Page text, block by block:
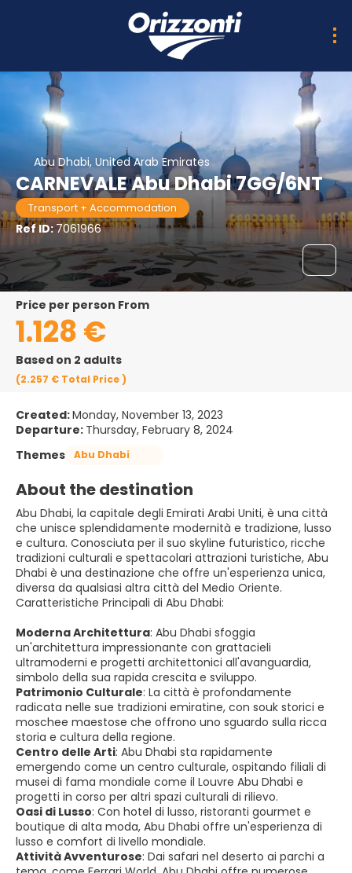
Abu Dhabi, United Arab Emirates
CARNEVALE Abu Dhabi 7GG/6NT
Transport + Accommodation
Ref ID:7061966
price per person From
1.128 €
Based on 2 adults
(2.257 € Total Price)
Created:Monday, November 13, 2023
Departure: Thursday, February 8, 2024
Themes
Abu Dhabi
About the destination
Abu Dhabi, la capitale degli Emirati Arabi Uniti, è una città
che unisce splendidamente modernità e tradizione, lusso
e cultura. Conosciuta per il suo skyline futuristico, ricche
tradizioni culturali e spettacolari attrazioni turistiche, Abu
Dhabi è una destinazione che offre un'esperienza unica,
diversa da qualsiasi altra città del Medio Oriente.
Caratteristiche Principali di Abu Dhabi:
Moderna Architettura: Abu Dhabi sfoggia
un'architettura impressionante con grattacieli
ultramoderni e progetti architettonici all'avanguardia,
simbolo della sua rapida crescita e sviluppo.
Patrimonio Culturale: La città è profondamente
radicata nelle sue tradizioni emiratine, con souk storici e
moschee maestose che offrono uno sguardo sulla ricca
storia e cultura della regione.
Centro delle Arti: Abu Dhabi sta rapidamente
emergendo come un centro culturale, ospitando filiali di
musei di fama mondiale come il Louvre Abu Dhabi e
progetti in corso per altri spazi culturali di rilievo.
Oasi di Lusso: Con hotel di lusso, ristoranti gourmet e
boutique di alta moda, Abu Dhabi offre un'esperienza di
lusso e comfort di livello mondiale.
Attività Avventurose: Dai safari nel deserto ai parchi a